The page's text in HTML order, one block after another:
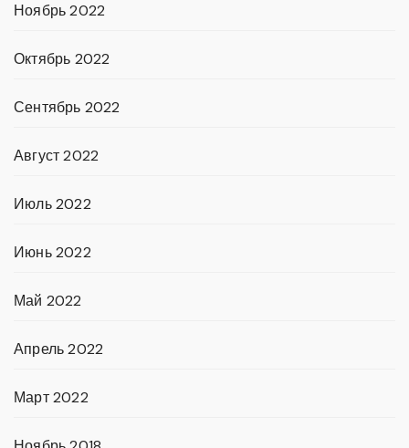
Ноябрь 2022
Октябрь 2022
Сентябрь 2022
Август 2022
Июль 2022
Июнь 2022
Май 2022
Апрель 2022
Март 2022